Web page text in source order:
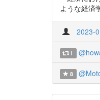
ような経済
2023-
1
8